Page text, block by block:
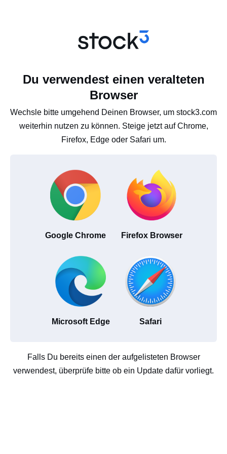
Du verwendest einen veralteten
Browser
Wechsle bitte umgehend Deinen Browser, um stock3.com
weiterhin nutzen zu können. Steige jetzt auf Chrome,
Firefox, Edge oder Safari um.
Google Chrome Firefox Browser
Microsoft Edge Safari
Falls Du bereits einen der aufgelisteten Browser
verwendest, überprüfe bitte ob ein Update dafür vorliegt.